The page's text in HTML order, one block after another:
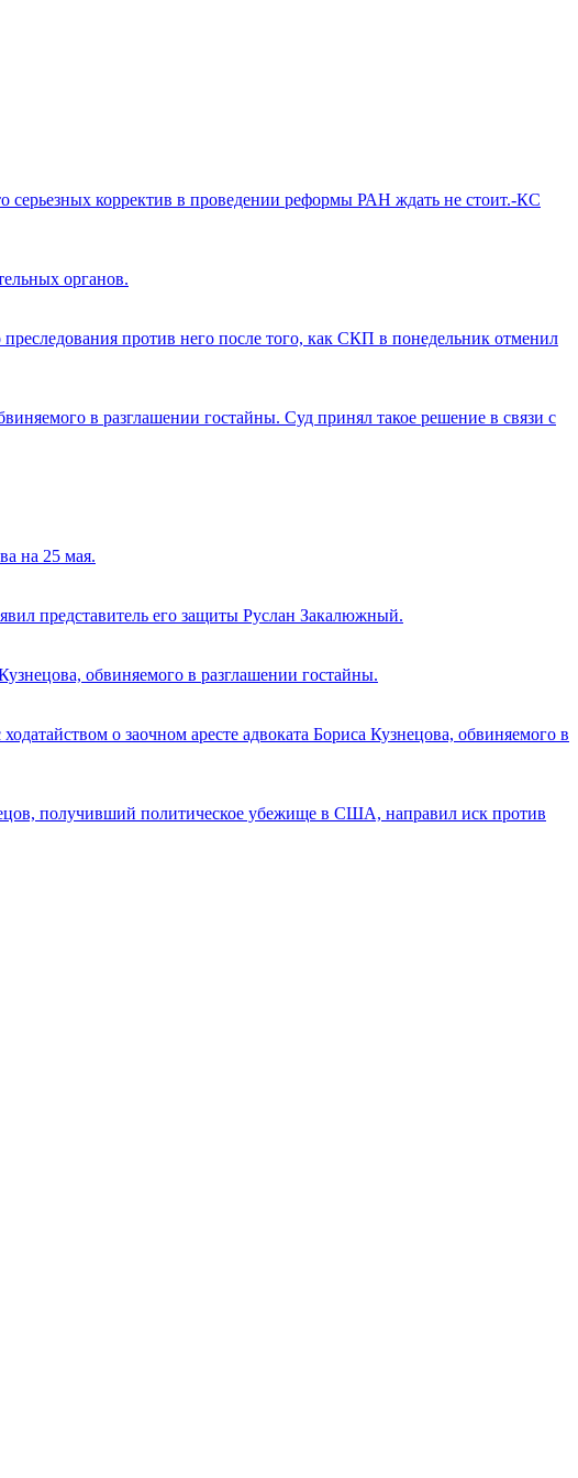
серьезных корректив в проведении реформы РАН ждать не стоит.-КС
органов.
против него после того, как СКП в понедельник отменил
в разглашении гостайны. Суд принял такое решение в связи с
на 25 мая.
представитель его защиты Руслан Закалюжный.
обвиняемого в разглашении гостайны.
о заочном аресте адвоката Бориса Кузнецова, обвиняемого в
получивший политическое убежище в США, направил иск против